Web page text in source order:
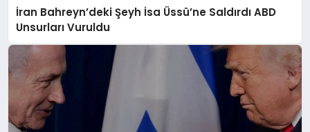
İran Bahreyn’deki Şeyh İsa Üssü’ne Saldırdı ABD
Unsurları Vuruldu